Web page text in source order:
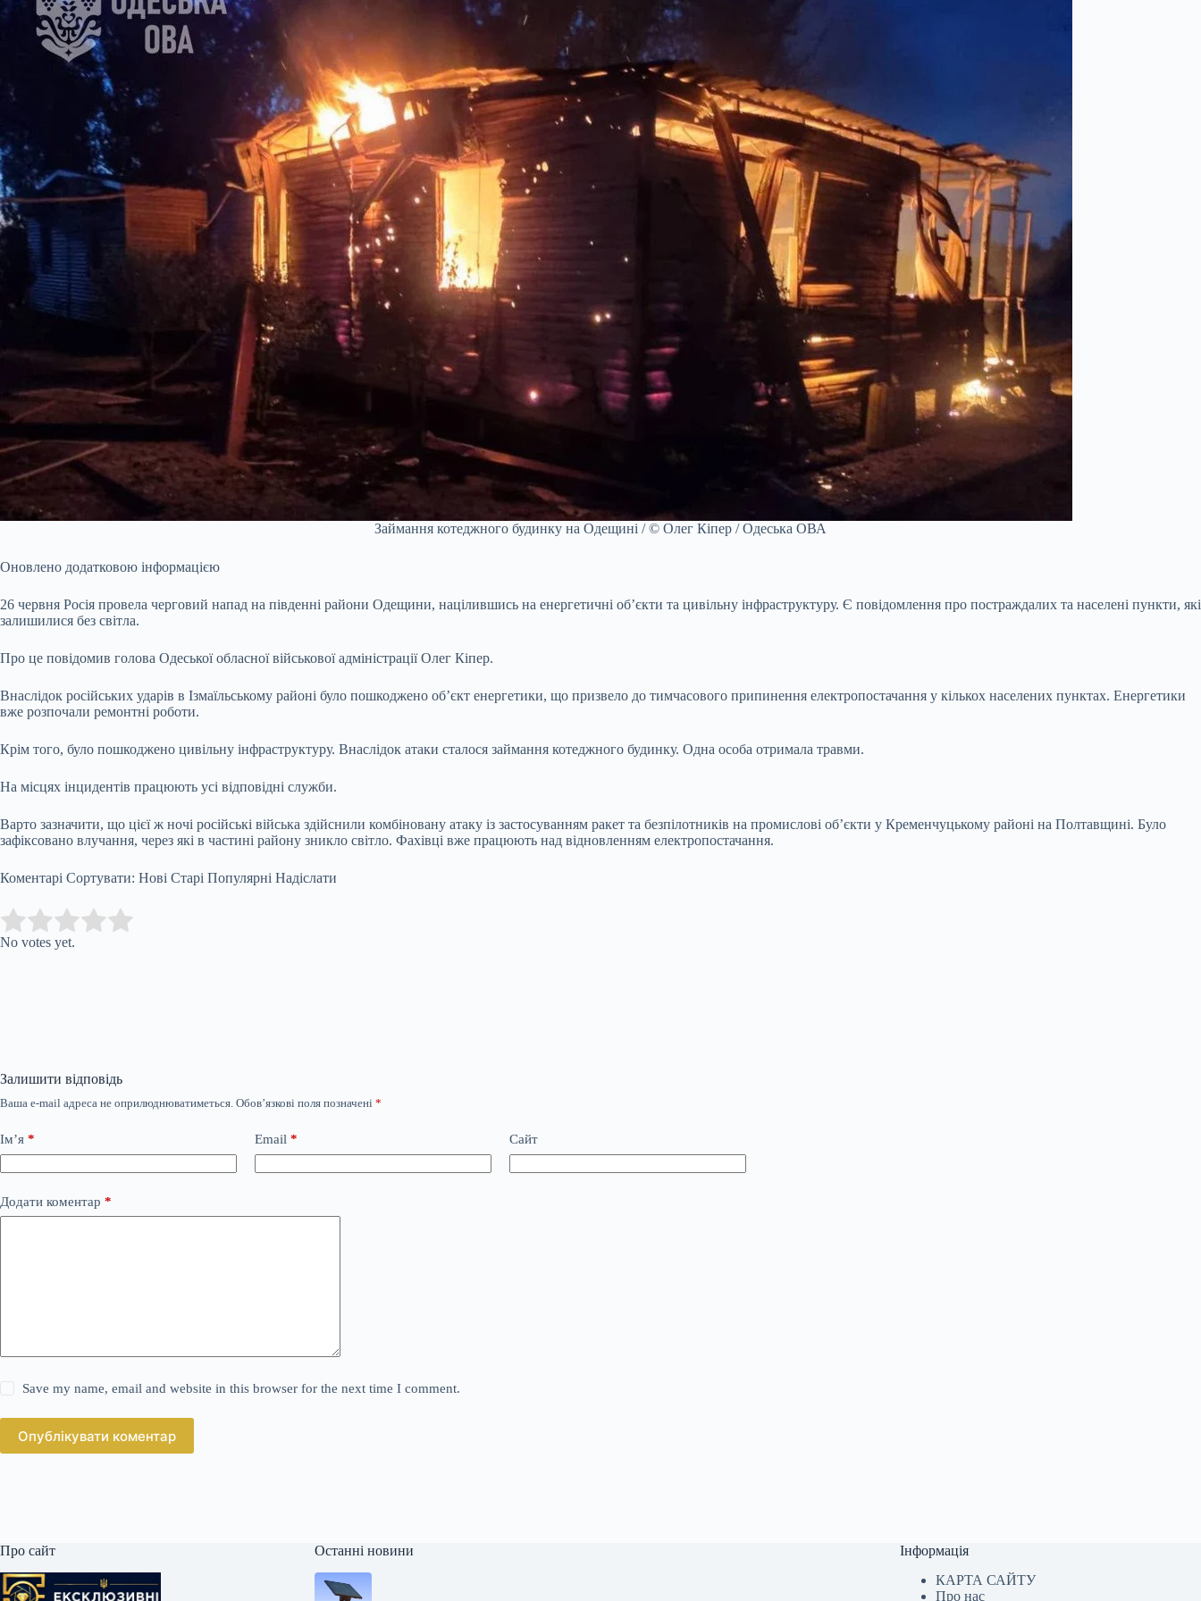
Займання котеджного будинку на Одещині / © Олег Кіпер / Одеська ОВА
Оновлено додатковою інформацією
26 червня Росія провела черговий напад на південні райони Одещини, націлившись на енергетичні об’єкти та цивільну інфраструктуру. Є повідомлення про постраждалих та населені пункти, які
залишилися без світла.
Про це повідомив голова Одеської обласної військової адміністрації Олег Кіпер.
Внаслідок російських ударів в Ізмаїльському районі було пошкоджено об’єкт енергетики, що призвело до тимчасового припинення електропостачання у кількох населених пунктах. Енергетики
вже розпочали ремонтні роботи.
Крім того, було пошкоджено цивільну інфраструктуру. Внаслідок атаки сталося займання котеджного будинку. Одна особа отримала травми.
На місцях інцидентів працюють усі відповідні служби.
Варто зазначити, що цієї ж ночі російські війська здійснили комбіновану атаку із застосуванням ракет та безпілотників на промислові об’єкти у Кременчуцькому районі на Полтавщині. Було
зафіксовано влучання, через які в частині району зникло світло. Фахівці вже працюють над відновленням електропостачання.
Коментарі Сортувати: Нові Старі Популярні Надіслати
Rate this item:
No votes yet.
Залишити відповідь
Ваша e-mail адреса не оприлюднюватиметься. Обов’язкові поля позначені *
Ім’я * Email * Сайт
Додати коментар *
Save my name, email and website in this browser for the next time I comment.
Опублікувати коментар
Про сайт Останні новини
Інформація
КАРТА САЙТУ
Про нас